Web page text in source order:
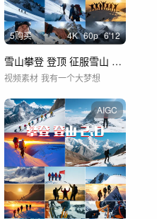
5购买 4K 60p 6'12
雪山攀登 登顶 征服雪山 奋斗
视频素材 我有一个大梦想
AIGC